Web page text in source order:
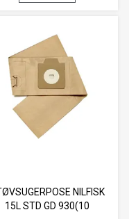
NILFISK
15L STD GD 930(10